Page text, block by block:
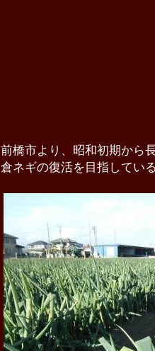
前橋市より、昭和初期から
倉ネギの復活を目指してい